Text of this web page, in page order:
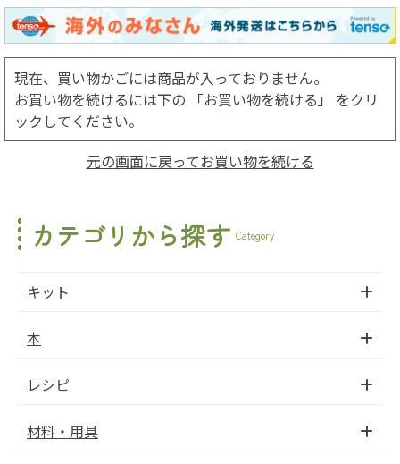
現在、買い物かごには商品が入っておりません。
お買い物を続けるには下の 「お買い物を続ける」 をクリ
ックしてください。
元の画面に戻ってお買い物を続ける
カテゴリから探す Category
キット
本
レシピ
材料・用具